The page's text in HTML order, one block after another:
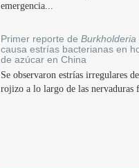
emergencia...
Primer reporte de Burkholderia
causa estrías bacterianas en
de azúcar en China
Se observaron estrías irregulares
rojizo a lo largo de las nervaduras